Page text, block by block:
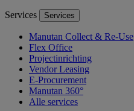
Services Services
Manutan Collect & Re-Use
Flex Office
Projectinrichting
Vendor Leasing
E-Procurement
Manutan 360°
Alle services